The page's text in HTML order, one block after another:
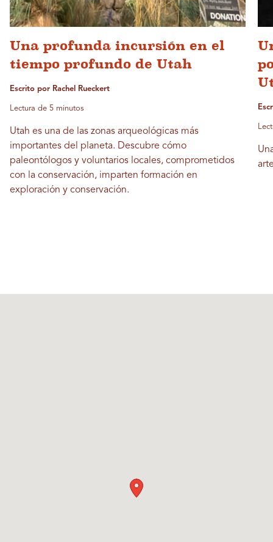
Una profunda incursión en el
tiempo profundo de Utah
Escrito por Rachel Rueckert
Lectura de 5 minutos
Utah es una de las zonas arqueológicas más
importantes del planeta. Descubre cómo
paleontólogos y voluntarios locales, comprometidos
con la conservación, imparten formación en
exploración y conservación.